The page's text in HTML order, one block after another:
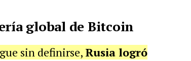
global de Bitcoin
sin definirse, Rusia logró